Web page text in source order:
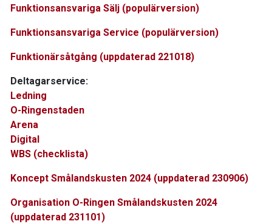
Funktionsansvariga Sälj (populärversion)
Funktionsansvariga Service (populärversion)
Funktionärsåtgång (uppdaterad 221018)
Deltagarservice:
Ledning
O-Ringenstaden
Arena
Digital
WBS (checklista)
Koncept Smålandskusten 2024 (uppdaterad 230906)
Organisation O-Ringen Smålandskusten 2024
(uppdaterad 231101)